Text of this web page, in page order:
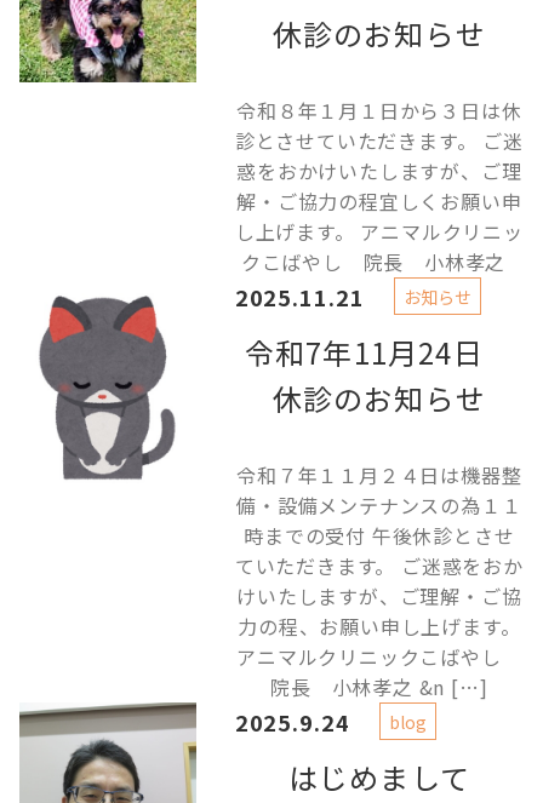
休診のお知らせ
令和８年１月１日から３日は休
診とさせていただきます。 ご迷
惑をおかけいたしますが、ご理
解・ご協力の程宜しくお願い申
し上げます。 アニマルクリニッ
クこばやし 院長 小林孝之
令和7年11月24日
休診のお知らせ
2025.11.21 お知らせ
令和７年１１月２４日は機器整
備・設備メンテナンスの為１１
時までの受付 午後休診とさせ
ていただきます。 ご迷惑をおか
けいたしますが、ご理解・ご協
力の程、お願い申し上げます。
アニマルクリニックこばやし
院長 小林孝之 &n […]
はじめまして
2025.9.24 blog